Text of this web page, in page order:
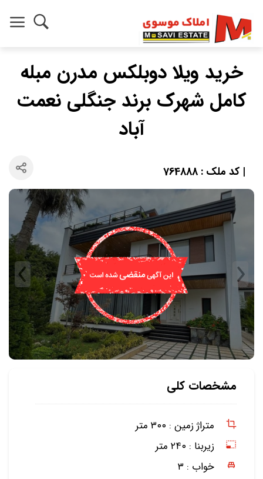
خرید ویلا دوبلکس مدرن مبله
کامل شهرک برند جنگلی نعمت
آباد
| کد ملک : 764888
مشخصات کلی
متراژ زمین : ۳۰۰ متر
زیربنا : ۲۴۰ متر
خواب : ۳